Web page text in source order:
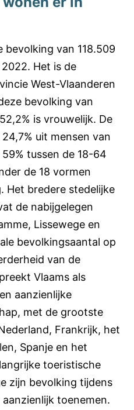
van 118.509
Het is de
West-Vlaanderen
bevolking van
is vrouwelijk. De
uit mensen van
tussen de 18-64
de 18 vormen
Het bredere stedelijke
de nabijgelegen
Lissewege en
bevolkingsaantal op
van de
Vlaams als
aanzienlijke
met de grootste
Frankrijk, het
Spanje en het
toeristische
zijn bevolking tijdens
toenemen.